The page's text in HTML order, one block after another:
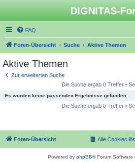
DIGNITAS-
FAQ
Foren-Übersicht Suche Aktive Themen
Aktive Themen
Zur erweiterten Suche
Die Suche ergab 0 Treffer •
Es wurden keine passenden Ergebnisse gefunden.
Die Suche ergab 0 Treffer •
Foren-Übersicht Alle Cookies
Powered by phpBB® Forum Software